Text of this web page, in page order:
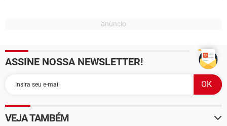
ASSINE NOSSA NEWSLETTER!
VEJA TAMBÉM